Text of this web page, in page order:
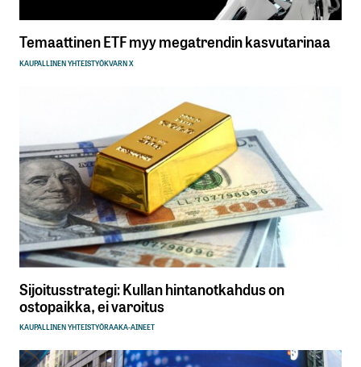
Temaattinen ETF myy megatrendin kasvutarinaa
KAUPALLINEN YHTEISTYÖKVARN X
Sijoitusstrategi: Kullan hintanotkahdus on
ostopaikka, ei varoitus
KAUPALLINEN YHTEISTYÖRAAKA-AINEET